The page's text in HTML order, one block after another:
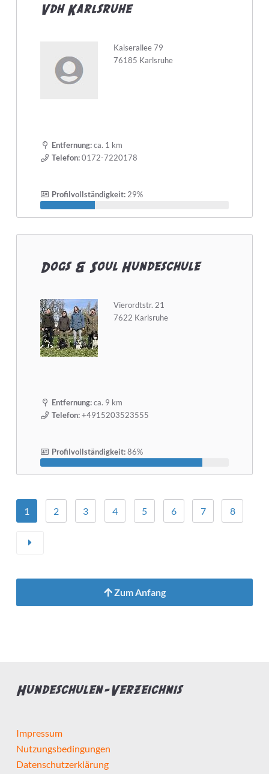
Vdh Karlsruhe
Kaiserallee 79
76185 Karlsruhe
Entfernung:ca. 1 km
Telefon:0172-7220178
Profilvollständigkeit:29%
Dogs & Soul Hundeschule
Vierordtstr. 21
7622 Karlsruhe
Entfernung:ca. 9 km
Telefon:+4915203523555
Profilvollständigkeit:86%
1 2 3 4 5 6 7 8
Zum Anfang
Hundeschulen-Verzeichnis
Impressum
Nutzungsbedingungen
Datenschutzerklärung